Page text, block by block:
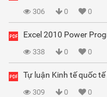
306 0 0
Excel 2010 Power
338 0 0
Tự luận Kinh tế quốc tế
309 0 0